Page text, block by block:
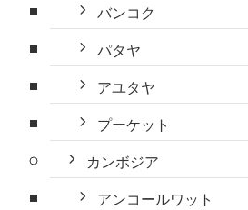
バンコク
パタヤ
アユタヤ
プーケット
カンボジア
アンコールワット